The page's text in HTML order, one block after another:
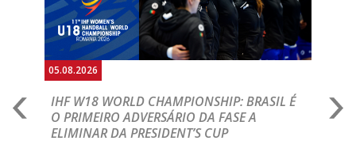
05.08.2026
IHF W18 WORLD CHAMPIONSHIP: BRASIL É
O PRIMEIRO ADVERSÁRIO DA FASE A
ELIMINAR DA PRESIDENT’S CUP